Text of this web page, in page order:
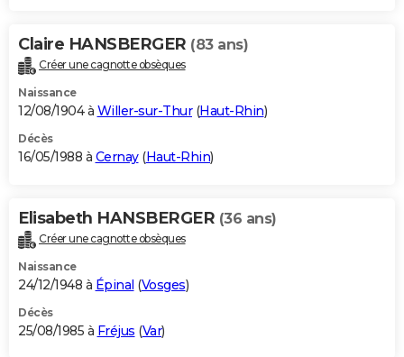
Claire HANSBERGER (83 ans)
Créer une cagnotte obsèques
Naissance
12/08/1904 à Willer-sur-Thur(Haut-Rhin)
Décès
16/05/1988 à Cernay(Haut-Rhin)
Elisabeth HANSBERGER (36 ans)
Créer une cagnotte obsèques
Naissance
24/12/1948 à Épinal (Vosges)
Décès
25/08/1985 à Fréjus (Var)